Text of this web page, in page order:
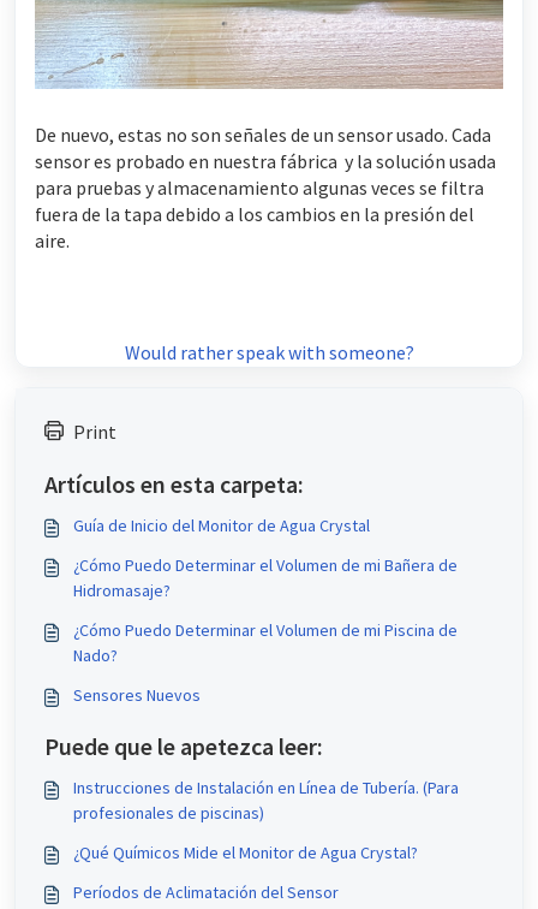
De nuevo, estas no son señales de un sensor usado. Cada
sensor es probado en nuestra fábrica y la solución usada
para pruebas y almacenamiento algunas veces se filtra
fuera de la tapa debido a los cambios en la presión del
aire.
Would rather speak with someone?
Print
Artículos en esta carpeta:
Guía de Inicio del Monitor de Agua Crystal
¿Cómo Puedo Determinar el Volumen de mi Bañera de
Hidromasaje?
¿Cómo Puedo Determinar el Volumen de mi Piscina de
Nado?
Sensores Nuevos
Puede que le apetezca leer:
Instrucciones de Instalación en Línea de Tubería. (Para
profesionales de piscinas)
¿Qué Químicos Mide el Monitor de Agua Crystal?
Períodos de Aclimatación del Sensor